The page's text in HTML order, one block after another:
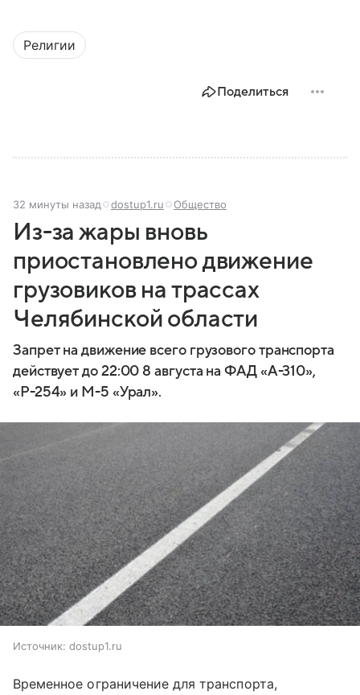
Религии
Поделиться
32 минуты назад dostup1.ru Общество
Из-за жары вновь
приостановлено движение
грузовиков на трассах
Челябинской области
Запрет на движение всего грузового транспорта
действует до 22:00 8 августа на ФАД «А-310»,
«Р-254» и М-5 «Урал».
Источник: dostup1.ru
Временное ограничение для транспорта,